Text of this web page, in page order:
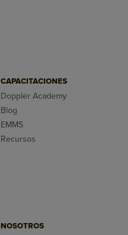
CAPACITACIONES
Doppler Academy
Blog
EMMS
Recursos
NOSOTROS